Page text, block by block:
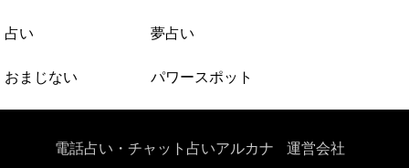
占い 夢占い
おまじない パワースポット
電話占い・チャット占いアルカナ 運営会社